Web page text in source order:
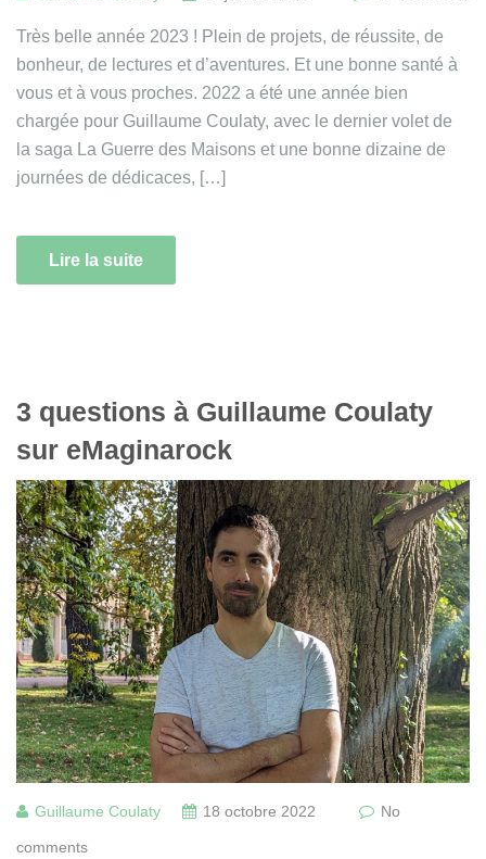
Très belle année 2023 ! Plein de projets, de réussite, de
bonheur, de lectures et d’aventures. Et une bonne santé à
vous et à vous proches. 2022 a été une année bien
chargée pour Guillaume Coulaty, avec le dernier volet de
la saga La Guerre des Maisons et une bonne dizaine de
journées de dédicaces, […]
Lire la suite
3 questions à Guillaume Coulaty
sur eMaginarock
Guillaume Coulaty 18 octobre 2022 No
comments